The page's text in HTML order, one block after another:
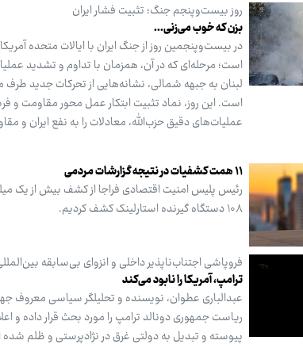
روز بیست‌وپنجم جنگ؛ تثبیت فشار ایران
بزن که خوب می‌زنی...
در بیست‌وپنجمین روز از جنگ ایران با ایالات متحده
است؛ مرحله‌ای که در آن، همزمان با تداوم و تشدید
لبنان به جبهه شمالی، نشانه‌هایی از تحرکات جدید طرف
عملیات‌های دقیق حزب‌الله، معادلات را به نفع ایران و
۱۱ همت کشفیات در نتیجه گزارشات مردمی
۱۰۸ دستگاه گیرنده استارلینک کشف کردیم.
فروپاشی اجتناب‌ناپذیر داخلی و انزوای بی‌سابقه
ترامپ، آمریکا را نابود می‌کند
عبدالباری عطوان، نویسنده و تحلیلگر سیاسی معروف
ریاست جمهوری دونالد ترامپ را مورد بحث قرار داده و
پیوسته و تبدیل به دولتی غرق در نژادپرستی و ظلم